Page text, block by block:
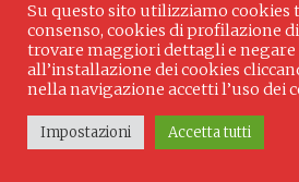
Su questo sito utilizziamo cookies
consenso, cookies di profilazione
trovare maggiori dettagli e negare
all’installazione dei cookies
nella navigazione accetti l’uso dei
Impostazioni Accetta tutti